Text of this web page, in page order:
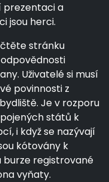
prezentaci a
jsou herci.
stránku
Uživatelé si musí
povinnosti z
Je v rozporu
států k
i když se nazývají
kótovány k
registrované
vyňaty.